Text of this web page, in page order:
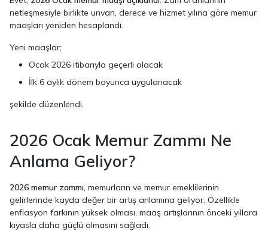
netleşmesiyle birlikte unvan, derece ve hizmet yılına göre memur
maaşları yeniden hesaplandı.
Yeni maaşlar;
Ocak 2026 itibarıyla geçerli olacak
İlk 6 aylık dönem boyunca uygulanacak
şekilde düzenlendi.
2026 Ocak Memur Zammı Ne
Anlama Geliyor?
2026 memur zammı, memurların ve memur emeklilerinin
gelirlerinde kayda değer bir artış anlamına geliyor. Özellikle
enflasyon farkının yüksek olması, maaş artışlarının önceki yıllara
kıyasla daha güçlü olmasını sağladı.